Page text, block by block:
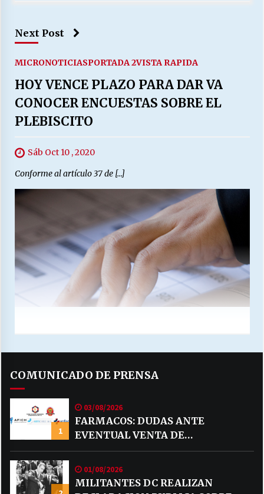
Next Post
MICRONOTICIASPORTADA 2VISTA RAPIDA
HOY VENCE PLAZO PARA DAR VA
CONOCER ENCUESTAS SOBRE EL
PLEBISCITO
Sáb Oct 10 , 2020
Conforme al artículo 37 de […]
COMUNICADO DE PRENSA
1
03/08/2026
FARMACOS: DUDAS ANTE
EVENTUAL VENTA DE
MEDICAMENTOS POR MERCADO
LIBRE
01/08/2026
MILITANTES DC REALIZAN